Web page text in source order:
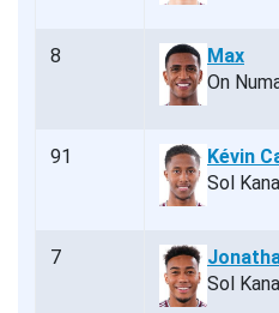
8
Max
On
91
Kévin
Sol
7
Sol